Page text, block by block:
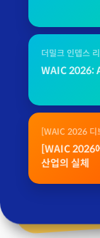
더밀크 인뎁스
WAIC 2026:
[WAIC 2026 디
[WAIC 2026
산업의 실체